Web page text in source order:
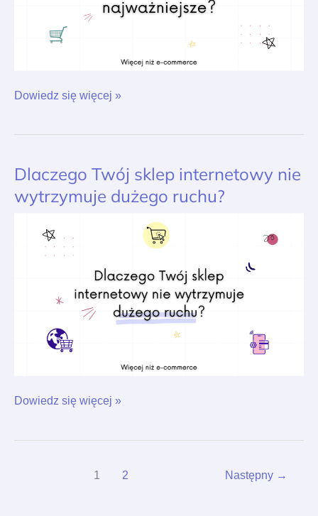
Dowiedz się więcej »
Dlaczego Twój sklep internetowy nie
wytrzymuje dużego ruchu?
Dlaczego
Twój
sklep
wytrzymuje
dużego
Dowiedz się więcej »
1 2 Następny →